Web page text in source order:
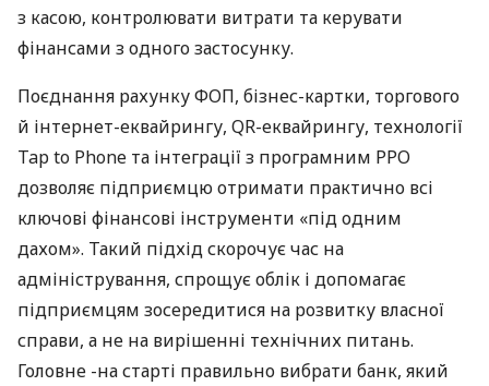
з касою, контролювати витрати та керувати
фінансами з одного застосунку.
Поєднання рахунку ФОП, бізнес-картки, торгового
й інтернет-еквайрингу, QR-еквайрингу, технології
Tap to Phone та інтеграції з програмним РРО
дозволяє підприємцю отримати практично всі
ключові фінансові інструменти «під одним
дахом». Такий підхід скорочує час на
адміністрування, спрощує облік і допомагає
підприємцям зосередитися на розвитку власної
справи, а не на вирішенні технічних питань.
Головне -на старті правильно вибрати банк, який